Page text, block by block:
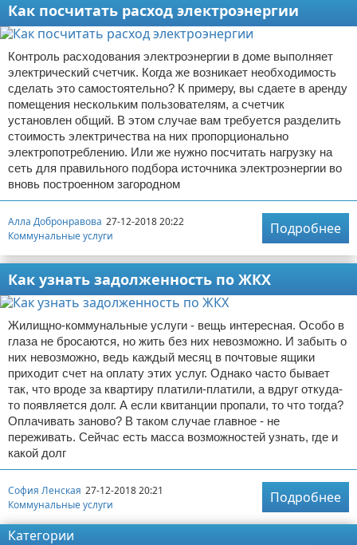
Как посчитать расход электроэнергии
Контроль расходования электроэнергии в доме выполняет
электрический счетчик. Когда же возникает необходимость
сделать это самостоятельно? К примеру, вы сдаете в аренду
помещения нескольким пользователям, а счетчик
установлен общий. В этом случае вам требуется разделить
стоимость электричества на них пропорционально
электропотреблению. Или же нужно посчитать нагрузку на
сеть для правильного подбора источника электроэнергии во
вновь построенном загородном
Алла Добронравова 27-12-2018 20:22
Коммунальные услуги
Подробнее
Как узнать задолженность по ЖКХ
Жилищно-коммунальные услуги - вещь интересная. Особо в
глаза не бросаются, но жить без них невозможно. И забыть о
них невозможно, ведь каждый месяц в почтовые ящики
приходит счет на оплату этих услуг. Однако часто бывает
так, что вроде за квартиру платили-платили, а вдруг откуда-
то появляется долг. А если квитанции пропали, то что тогда?
Оплачивать заново? В таком случае главное - не
переживать. Сейчас есть масса возможностей узнать, где и
какой долг
София Ленская 27-12-2018 20:21
Коммунальные услуги
Подробнее
Категории